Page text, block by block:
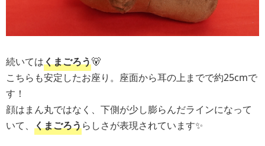
続いてはくまごろう🐻
こちらも安定したお座り。座面から耳の上までで約25cmで
す！
顔はまん丸ではなく、下側が少し膨らんだラインになって
いて、 くまごろうらしさが表現されています✨